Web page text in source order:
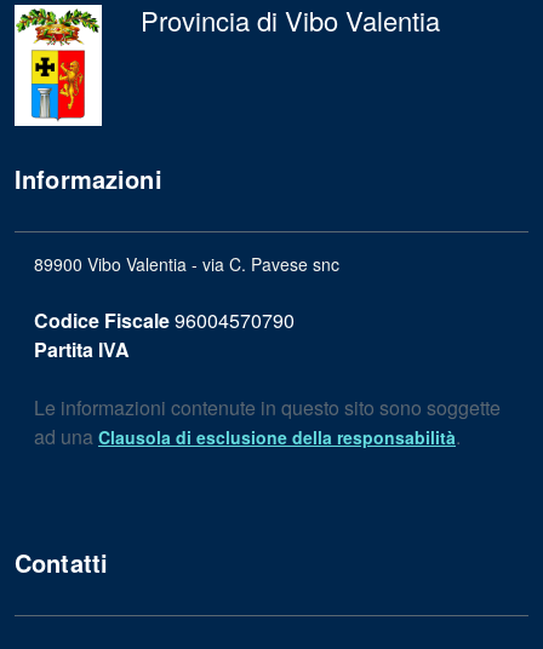
Provincia di Vibo Valentia
Informazioni
89900 Vibo Valentia - via C. Pavese snc
Codice Fiscale96004570790
Partita IVA
Le informazioni contenute in questo sito sono soggette
ad una Clausola di esclusione della responsabilità.
Contatti